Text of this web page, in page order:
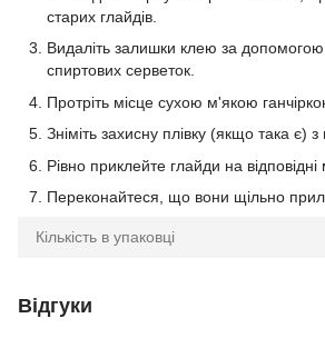
старих глайдів.
Видаліть залишки клею за
спиртових серветок.
Протріть місце сухою м'якою
Зніміть захисну плівку (якщо така є) з
Рівно приклейте глайди на
Переконайтеся, що вони щільно
Кількість в упаковці
Відгуки